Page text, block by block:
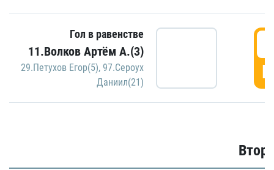
Гол в равенстве
11.Волков Артём А.(3)
29.Петухов Егор(5), 97.Сероух
Даниил(21)